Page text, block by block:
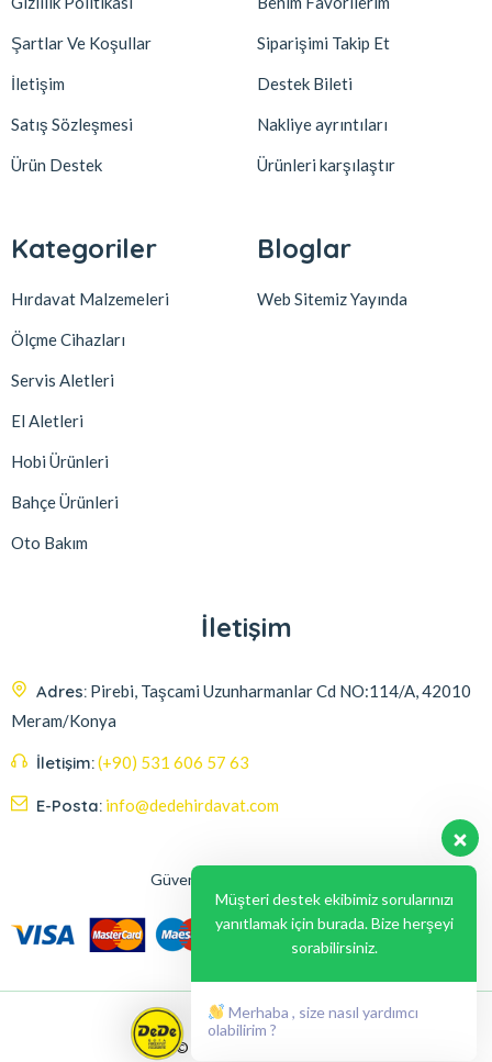
Şartlar Ve Koşullar
İletişim
Satış Sözleşmesi
Ürün Destek
Siparişimi Takip Et
Destek Bileti
Nakliye ayrıntıları
Ürünleri karşılaştır
Kategoriler
Hırdavat Malzemeleri
Ölçme Cihazları
Servis Aletleri
El Aletleri
Hobi Ürünleri
Bahçe Ürünleri
Oto Bakım
Bloglar
Web Sitemiz Yayında
İletişim
Adres: Pirebi, Taşcami Uzunharmanlar Cd NO:114/A, 42010
Meram/Konya
İletişim:(+90) 531 606 57 63
E-Posta: info@dedehirdavat.com
Güvenli Ödeme Seçenekleri
© 2024, Liabil Dizayn
Müşteri destek ekibimiz sorularınızı
yanıtlamak için burada. Bize herşeyi
sorabilirsiniz.
Merhaba , size nasıl yardımcı
olabilirim ?